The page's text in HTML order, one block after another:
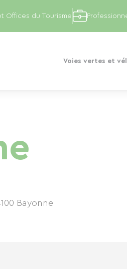
Voies vertes et
Offices du Tourisme
Bayonne